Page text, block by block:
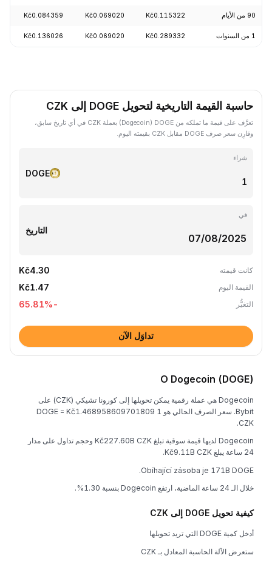
90 من الأيام Kč0.115322
Kč0.069020
Kč0.084359
1 من السنوات Kč0.289332
Kč0.069020
Kč0.136026
حاسبة القيمة التاريخية لتحويل DOGE إلى CZK
تعرَّف على قيمة ما تملكه من DOGE ‏(Dogecoin) بعملة CZK في أي تاريخ سابق،
وقارِن سعر صرف DOGE مقابل CZK بقيمته اليوم.
شراء
DOGE
في
التاريخ
كانت قيمته Kč4.30
القيمة اليوم Kč1.47
التغيُّر -65.81
%
تداوَل الآن
O Dogecoin (DOGE)
Dogecoin هي عملة رقمية يمكن تحويلها إلى كورونا تشيكي (CZK) على
Bybit. سعر الصرف الحالي هو 1 DOGE = Kč1.468958609701809
CZK.
Dogecoin لديها قيمة سوقية تبلغ Kč227.60B CZK وحجم تداول على مدار
24 ساعة يبلغ Kč9.11B CZK.
Obíhající zásoba je 171B DOGE.
خلال الـ 24 ساعة الماضية، ارتفع Dogecoin بنسبة 1.30%.
كيفية تحويل DOGE إلى CZK
أدخل كمية DOGE التي تريد تحويلها
ستعرض الآلة الحاسبة المعادل بـ CZK